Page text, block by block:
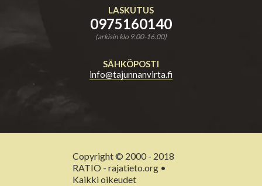
LASKUTUS
0975160140
(arkisin klo 9.00-16.00)
SÄHKÖPOSTI
info@tajunnanvirta.fi
Copyright © 2000 - 2018
RATIO - rajatieto.org •
Kaikki oikeudet